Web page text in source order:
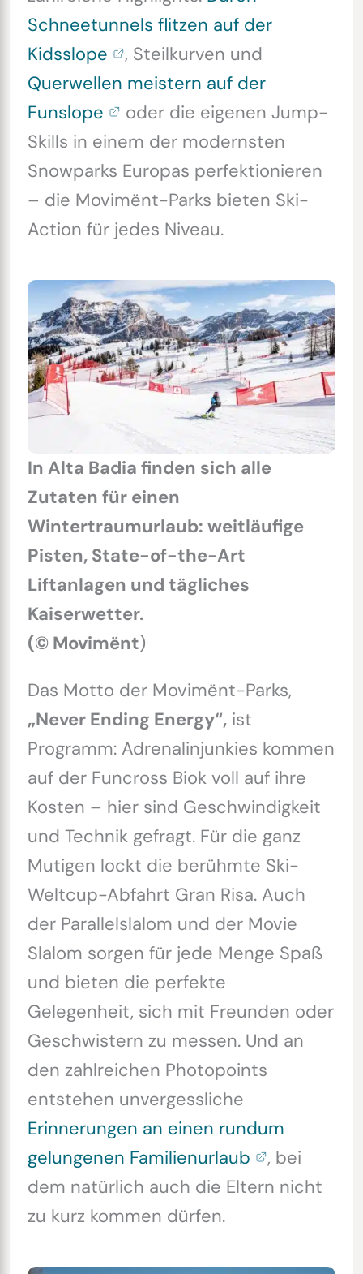
Schneetunnels flitzen auf der
Kidsslope
, Steilkurven und
Querwellen meistern auf der
Funslope
oder die eigenen Jump-
Skills in einem der modernsten
Snowparks Europas perfektionieren
– die Movimënt-Parks bieten Ski-
Action für jedes Niveau.
In Alta Badia finden sich alle
Zutaten für einen
Wintertraumurlaub: weitläufige
Pisten, State-of-the-Art
Liftanlagen und tägliches
Kaiserwetter.
(© Movimënt)
Das Motto der Movimënt-Parks,
„Never Ending Energy“,ist
Programm: Adrenalinjunkies kommen
auf der Funcross Biok voll auf ihre
Kosten – hier sind Geschwindigkeit
und Technik gefragt. Für die ganz
Mutigen lockt die berühmte Ski-
Weltcup-Abfahrt Gran Risa. Auch
der Parallelslalom und der Movie
Slalom sorgen für jede Menge Spaß
und bieten die perfekte
Gelegenheit, sich mit Freunden oder
Geschwistern zu messen. Und an
den zahlreichen Photopoints
entstehen unvergessliche
Erinnerungen an einen rundum
gelungenen Familienurlaub
, bei
dem natürlich auch die Eltern nicht
zu kurz kommen dürfen.